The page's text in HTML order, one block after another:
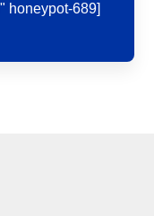
honeypot-689]